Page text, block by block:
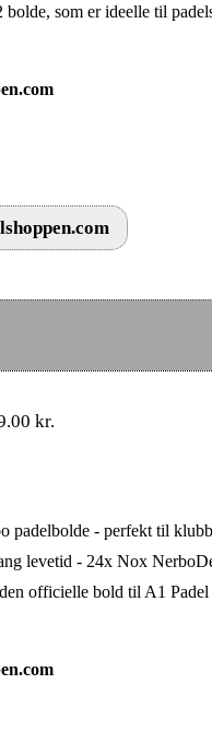
bolde, som er ideelle til
padelbolde - perfekt til
levetid - 24x Nox
officielle bold til A1